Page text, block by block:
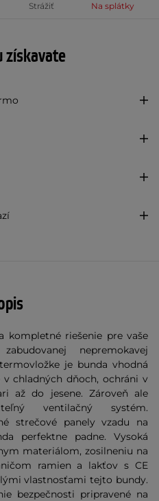
Strážiť Na splátky
získavate
kompletné riešenie pre vaše
nepremokavej
je bunda vhodná
v chladných dňoch, ochráni v
až do jesene. Zároveň ale
ventilačný systém.
strečové panely vzadu na
perfektne padne. Vysoká
materiálom, zosilneniu na
ramien a lakťov s CE
vlastnosťami tejto bundy.
bezpečnosti pripravené na